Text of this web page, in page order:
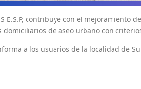
E.S.P, contribuye con el
domiciliarios de aseo urbano con
a los usuarios de la localidad de